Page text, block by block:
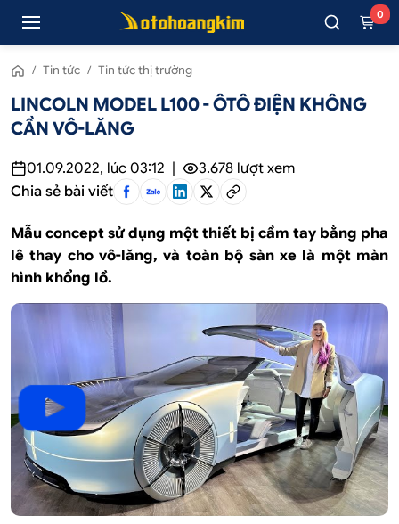
0
/ Tin tức / Tin tức thị trường
LINCOLN MODEL L100 - ÔTÔ ĐIỆN KHÔNG
CẦN VÔ-LĂNG
01.09.2022, lúc 03:12 3.678 lượt xem
Chia sẻ bài viết
Mẫu concept sử dụng một thiết bị cầm tay bằng pha
lê thay cho vô-lăng, và toàn bộ sàn xe là một màn
hình khổng lồ.